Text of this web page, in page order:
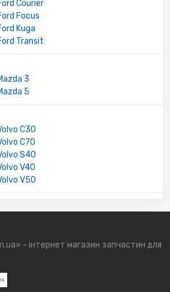
Courier
Focus
Kuga
Transit
3
5
C30
C70
S40
V40
V50
- інтернет магазин запчастин для